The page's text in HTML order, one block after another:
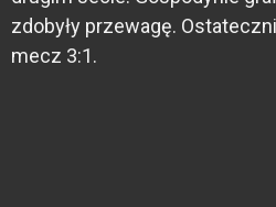
zdobyły przewagę.
mecz 3:1.